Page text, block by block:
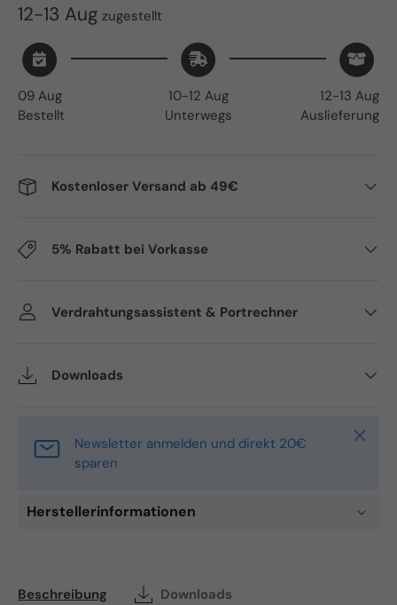
12-13 Aug zugestellt
09 Aug
Bestellt
10-12 Aug
Unterwegs
12-13 Aug
Auslieferung
Kostenloser Versand ab 49€
5% Rabatt bei Vorkasse
Verdrahtungsassistent & Portrechner
Downloads
Newsletter anmelden und direkt 20€
sparen
Herstellerinformationen
Beschreibung Downloads